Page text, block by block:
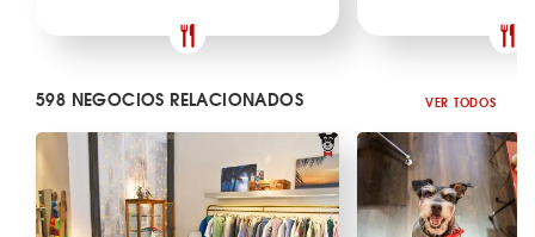
598 NEGOCIOS RELACIONADOS VER TODOS